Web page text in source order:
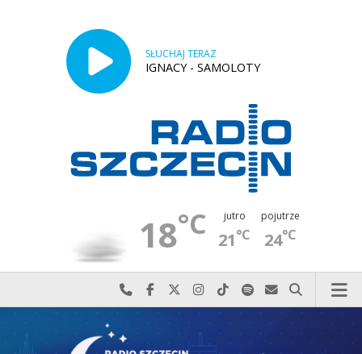
SŁUCHAJ TERAZ
IGNACY - SAMOLOTY
18°C jutro
21°C
pojutrze
24°C
Najlepiej po prostu do nas zadzwoń
Odwiedź nas na Facebook-u
Odwiedź nas na X
Odwiedź nas na Instagram-ie
Odwiedź nas na TikTok-u
Szukaj nas na Spotify
Wyślij do nas
Szukaj